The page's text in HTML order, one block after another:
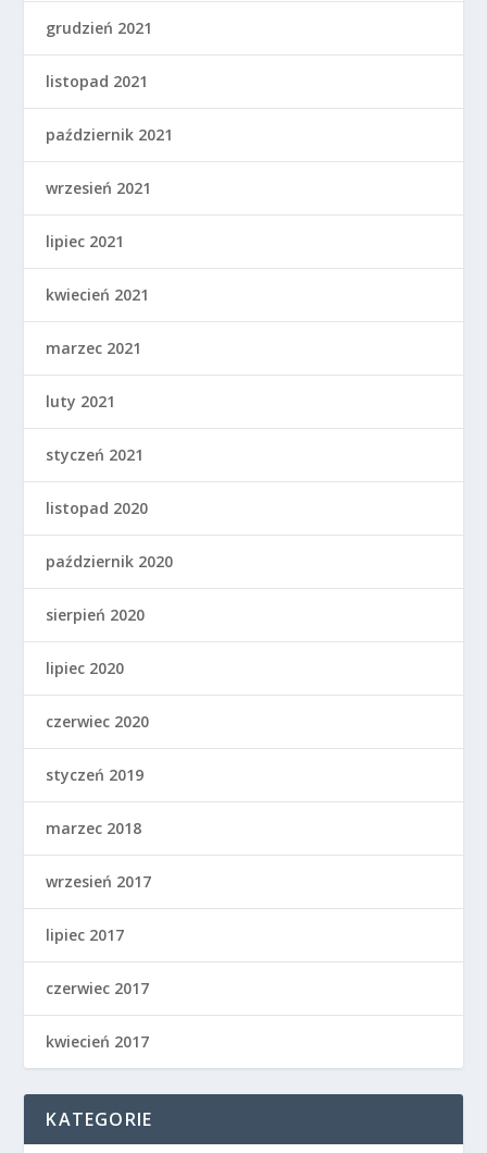
grudzień 2021
listopad 2021
październik 2021
wrzesień 2021
lipiec 2021
kwiecień 2021
marzec 2021
luty 2021
styczeń 2021
listopad 2020
październik 2020
sierpień 2020
lipiec 2020
czerwiec 2020
styczeń 2019
marzec 2018
wrzesień 2017
lipiec 2017
czerwiec 2017
kwiecień 2017
KATEGORIE